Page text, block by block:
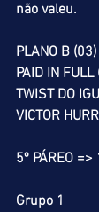
não valeu.
PLANO B (03)
PAID IN FULL
TWIST DO
VICTOR
5º PÁREO
Grupo 1